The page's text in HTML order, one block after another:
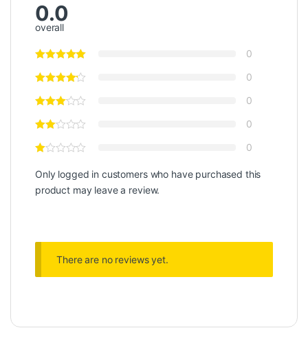
0.0
overall
0
0
0
0
0
Only logged in customers who have purchased this
product may leave a review.
There are no reviews yet.